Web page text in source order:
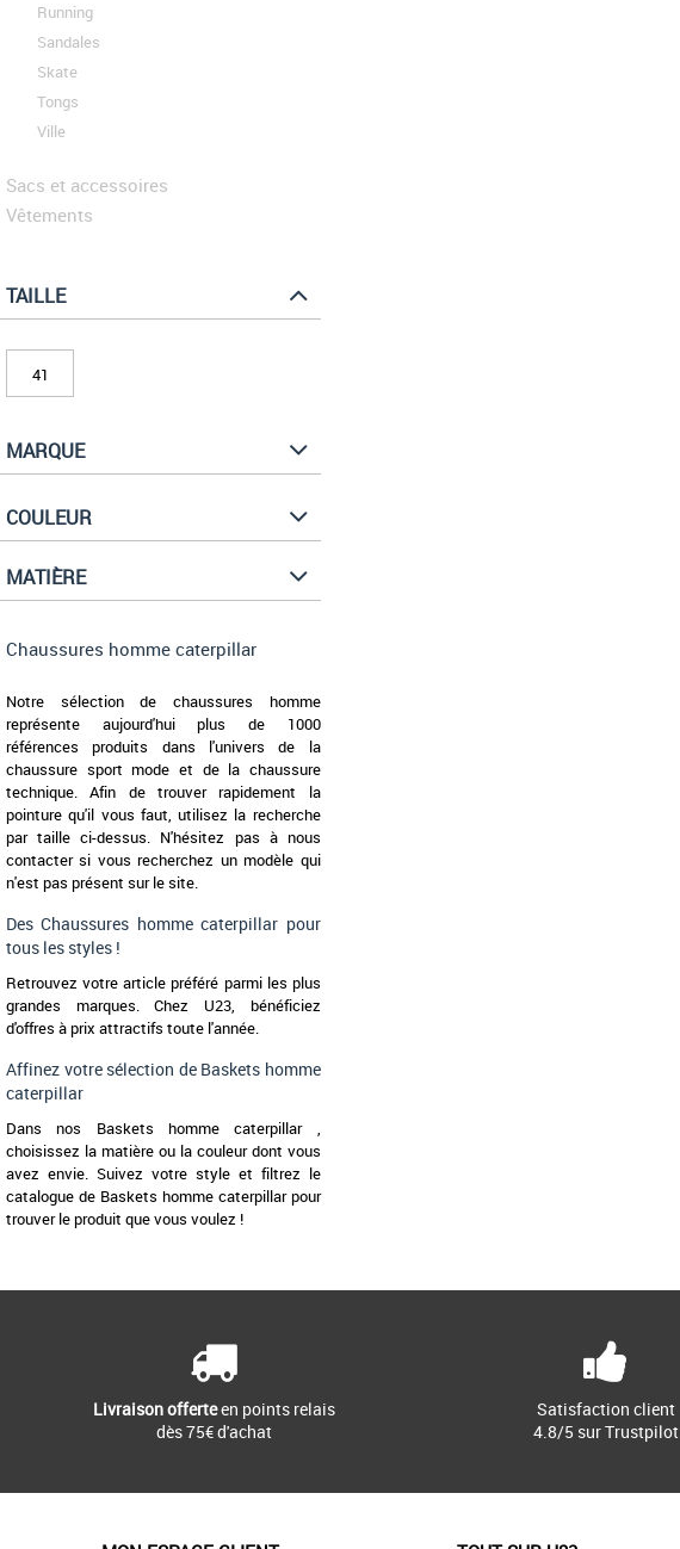
Running
Sandales
Skate
Tongs
Ville
Sacs et accessoires
Vêtements
TAILLE
41
MARQUE
COULEUR
MATIÈRE
Chaussures homme caterpillar
Notre sélection de chaussures homme
représente aujourd'hui plus de 1000
références produits dans l'univers de la
chaussure sport mode et de la chaussure
technique. Afin de trouver rapidement la
pointure qu'il vous faut, utilisez la recherche
par taille ci-dessus. N'hésitez pas à nous
contacter si vous recherchez un modèle qui
n'est pas présent sur le site.
Des Chaussures homme caterpillar pour
tous les styles !
Retrouvez votre article préféré parmi les plus
grandes marques. Chez U23, bénéficiez
d'offres à prix attractifs toute l'année.
Affinez votre sélection de Baskets homme
caterpillar
Dans nos Baskets homme caterpillar ,
choisissez la matière ou la couleur dont vous
avez envie. Suivez votre style et filtrez le
catalogue de Baskets homme caterpillar pour
trouver le produit que vous voulez !
Livraison offerteen points relais
dès 75€ d'achat
Satisfaction client
4.8/5 sur Trustpilot